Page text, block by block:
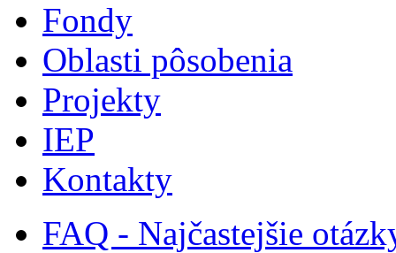
Fondy
Oblasti pôsobenia
Projekty
IEP
Kontakty
FAQ - Najčastejšie